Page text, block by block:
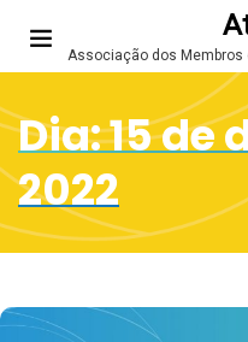
Associação dos Membros
Dia:15 de
2022